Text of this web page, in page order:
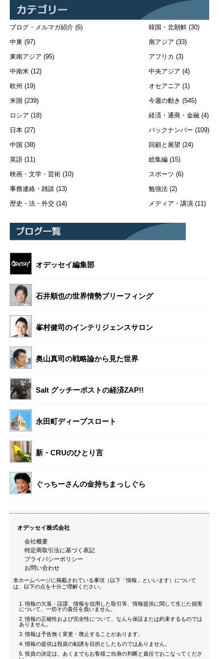
ブログ・メルマガ紹介 (6)
中東 (97)
東南アジア (95)
中南米 (12)
欧州 (19)
米国 (239)
ロシア (18)
日本 (27)
中国 (38)
英語 (11)
映画・文学・芸術 (10)
事務連絡・雑談 (13)
歴史・法・外交 (14)
韓国・北朝鮮 (30)
南アジア (33)
アフリカ (3)
中央アジア (4)
オセアニア (1)
今週の動き (545)
経済・通商・金融 (4)
バックナンバー (109)
回顧と展望 (24)
総集編 (15)
スポーツ (6)
勉強法 (2)
メディア・講演 (11)
オデッセイ編集部
石井順也の世界情勢ブリーフィング
峯村健司のインテリジェンスサロン
奥山真司の戦略論から見た世界
Salt グッチーポストの経済ZAP!!
永田町ディープスロート
新・CRUのひとり言
ぐっちーさんの金持ちまっしぐら
オデッセイ株式会社
会社概要
特定商取引法に基づく表記
プライバシーポリシー
お問い合わせ
本ホームページに掲載されている事項（以下「情報」といいます）について
は、以下の点を十分ご理解ください。
情報の欠落・誤謬、情報を信用した取引等、情報提供に関して生じた損害
について、一切その責任を負いません。
情報の正確性および完全性について、なんら保証または約束するものでは
ありません。
情報は予告無く変更・廃止することがあります。
情報の提供は投資の勧誘を目的としたものではありません。
投資の決定は、あくまでもお客様ご自身の判断と責任でおこなってくださ